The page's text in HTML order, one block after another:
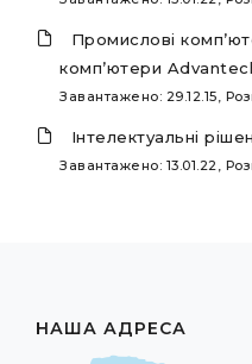
Промислові
комп’ютери
Завантажено: 29.12.15,
Інтелектуальні
Завантажено: 13.01.22,
НАША АДРЕСА